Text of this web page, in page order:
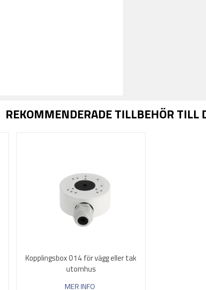
REKOMMENDERADE TILLBEHÖR TILL
Kopplingsbox 014 för vägg eller tak
utomhus
MER INFO